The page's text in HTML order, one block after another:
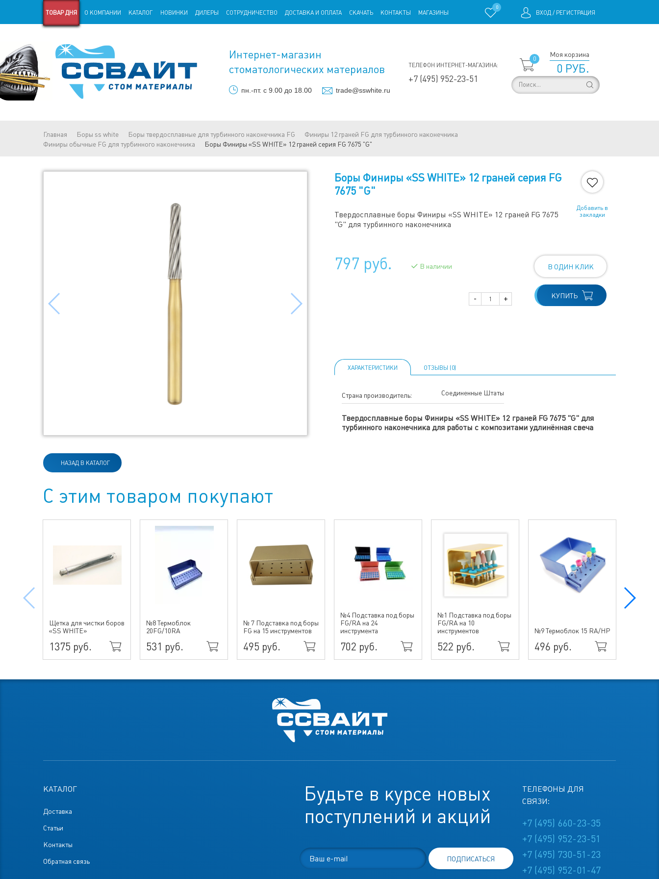
ТОВАР ДНЯ О КОМПАНИИ КАТАЛОГ НОВИНКИ ДИЛЕРЫ СОТРУДНИЧЕСТВО ДОСТАВКА И ОПЛАТА СКАЧАТЬ КОНТАКТЫ МАГАЗИНЫ
0
ВХОД / РЕГИСТРАЦИЯ
Интернет-магазин
стоматологических материалов
пн.-пт. с 9.00 до 18.00 trade@sswhite.ru
ТЕЛЕФОН ИНТЕРНЕТ-МАГАЗИНА:
+7 (495) 952-23-51
0
Моя корзина
0 РУБ.
Главная Боры ss white Боры твердосплавные для турбинного наконечника FG
Финиры 12 граней FG для турбинного наконечника
Финиры обычные FG для турбинного наконечника
Боры Финиры «SS WHITE» 12 граней серия FG 7675 "G"
НАЗАД В КАТАЛОГ
Боры Финиры «SS WHITE» 12 граней серия FG
7675 "G"
Твердосплавные боры Финиры «SS WHITE» 12 граней FG 7675
"G" для турбинного наконечника
Добавить в
закладки
797 руб. В наличии
- +
В ОДИН КЛИК
КУПИТЬ
ХАРАКТЕРИСТИКИ ОТЗЫВЫ (0)
Страна производитель: Соединенные Штаты
Твердосплавные боры Финиры «SS WHITE» 12 граней FG 7675 "G" для
турбинного наконечника для работы с композитами удлинённая свеча
С этим товаром покупают
Щетка для чистки боров
«SS WHITE»
1375 руб.
№8 Термоблок
20FG/10RA
531 руб.
№ 7 Подставка под боры
FG на 15 инструментов
495 руб.
№4 Подставка под боры
FG/RA на 24
инструмента
702 руб.
№1 Подставка под боры
FG/RA на 10
инструментов
522 руб.
№9 Термоблок 15 RA/HP
496 руб.
КАТАЛОГ
Доставка
Статьи
Контакты
Обратная связь
Будьте в курсе новых
поступлений и акций
ПОДПИСАТЬСЯ
ТЕЛЕФОНЫ ДЛЯ
СВЯЗИ:
+7 (495) 660-23-35
+7 (495) 952-23-51
+7 (495) 730-51-23
+7 (495) 952-01-47